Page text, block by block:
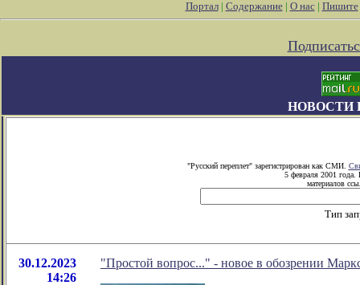
Портал| Содержание| О нас| Пишите
НОВОСТИ
"Русский переплет" зарегистрирован как СМИ.
5 февраля 2001 года.
материалов
Тип
30.12.2023
14:26
"Простой вопрос..." - новое в обозрении